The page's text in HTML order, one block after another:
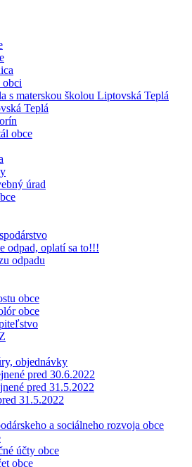
obci
s materskou školou Liptovská Teplá
Teplá
obce
úrad
odpad, oplatí sa to!!!
odpadu
obce
obce
objednávky
pred 30.6.2022
pred 31.5.2022
31.5.2022
a sociálneho rozvoja obce
účty obce
obce